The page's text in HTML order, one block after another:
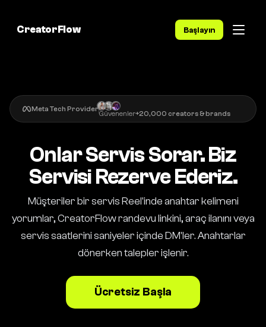
CreatorFlow Başlayın
Meta Tech Provider
Güvenenler+20,000 creators & brands
Onlar Servis Sorar. Biz
Servisi Rezerve Ederiz.
Müşteriler bir servis Reel'inde anahtar kelimeni
yorumlar, CreatorFlow randevu linkini, araç ilanını veya
servis saatlerini saniyeler içinde DM'ler. Anahtarlar
dönerken talepler işlenir.
Ücretsiz Başla